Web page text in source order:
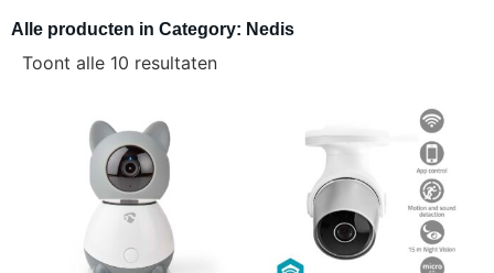
Alle producten in Category: Nedis
Toont alle 10 resultaten